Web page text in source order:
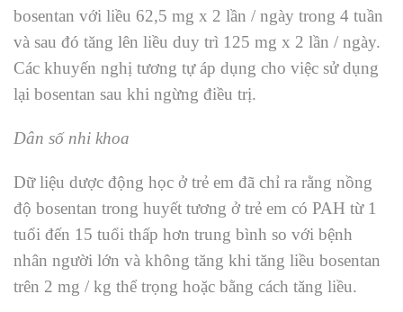
bosentan với liều 62,5 mg x 2 lần / ngày trong 4 tuần
và sau đó tăng lên liều duy trì 125 mg x 2 lần / ngày.
Các khuyến nghị tương tự áp dụng cho việc sử dụng
lại bosentan sau khi ngừng điều trị.
Dân số nhi khoa
Dữ liệu dược động học ở trẻ em đã chỉ ra rằng nồng
độ bosentan trong huyết tương ở trẻ em có PAH từ 1
tuổi đến 15 tuổi thấp hơn trung bình so với bệnh
nhân người lớn và không tăng khi tăng liều bosentan
trên 2 mg / kg thể trọng hoặc bằng cách tăng liều.